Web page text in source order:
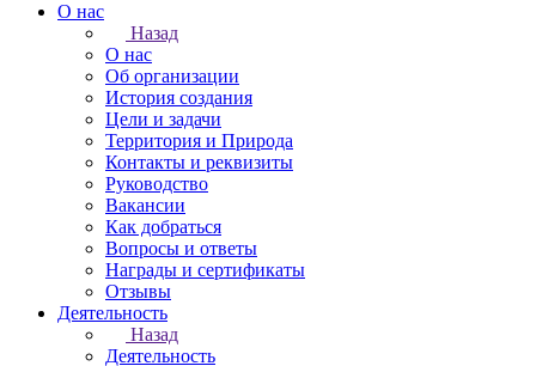
О нас
Назад
О нас
Об организации
История создания
Цели и задачи
Территория и Природа
Контакты и реквизиты
Руководство
Вакансии
Как добраться
Вопросы и ответы
Награды и сертификаты
Отзывы
Деятельность
Назад
Деятельность